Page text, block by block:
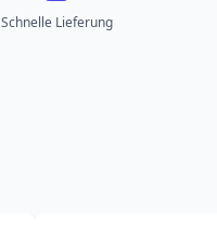
Schnelle Lieferung